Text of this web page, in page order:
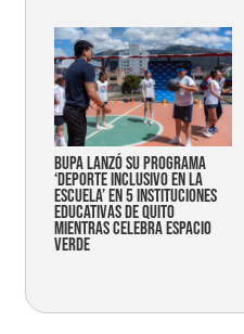
Bupa lanzó su programa
‘Deporte Inclusivo en la
Escuela’ en 5 instituciones
educativas de Quito
mientras celebra espacio
verde